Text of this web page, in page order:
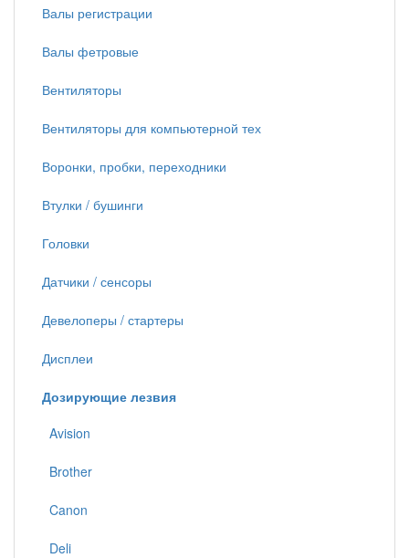
Валы регистрации
Валы фетровые
Вентиляторы
Вентиляторы для компьютерной тех
Воронки, пробки, переходники
Втулки / бушинги
Головки
Датчики / сенсоры
Девелоперы / стартеры
Дисплеи
Дозирующие лезвия
Avision
Brother
Canon
Deli